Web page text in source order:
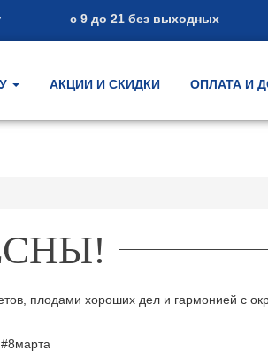
с 9 до 21 без выходных
АКЦИИ И СКИДКИ ОПЛАТА И
плодами хороших дел и гармонией с